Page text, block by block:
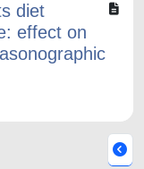
diet
effect on